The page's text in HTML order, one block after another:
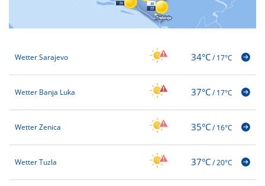
Wetter Sarajevo 34°C/17°C
Wetter Banja Luka 37°C/17°C
Wetter Zenica 35°C/16°C
Wetter Tuzla 37°C/20°C